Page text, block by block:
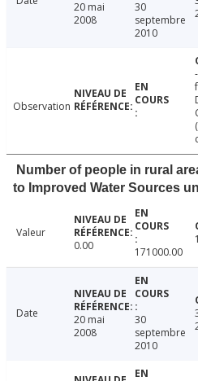
20 mai
2008
30
septembre
2010
Observation
Number of people in rural
to Improved Water Sources
Valeur
0.00
171000.00
Date
20 mai
2008
30
septembre
2010